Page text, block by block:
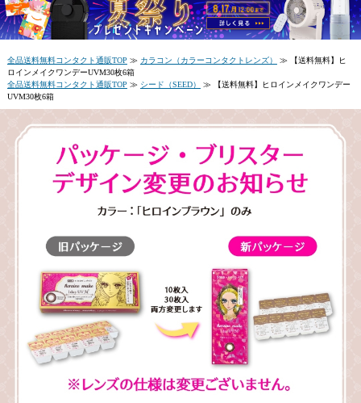
全品送料無料コンタクト通販TOP ≫ カラコン（カラーコンタクトレンズ） ≫
【送料無料】ヒ
ロインメイクワンデーUVM30枚6箱
全品送料無料コンタクト通販TOP ≫ シード（SEED） ≫
【送料無料】ヒロインメイクワンデー
UVM30枚6箱
閉じる